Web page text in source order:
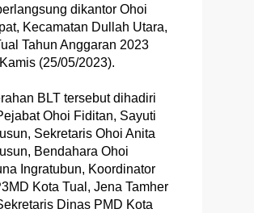
dikantor Ohoi
Kecamatan Dullah Utara,
Tahun Anggaran 2023
(25/05/2023).
BLT tersebut dihadiri
Ohoi Fiditan, Sayuti
Sekretaris Ohoi Anita
Bendahara Ohoi
Ingratubun, Koordinator
Kota Tual, Jena Tamher
Dinas PMD Kota